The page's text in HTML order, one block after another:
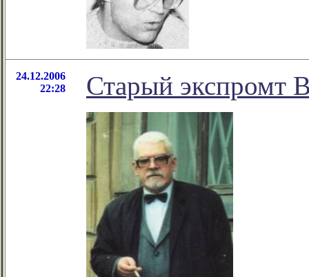
24.12.2006
22:28
Старый экспромт